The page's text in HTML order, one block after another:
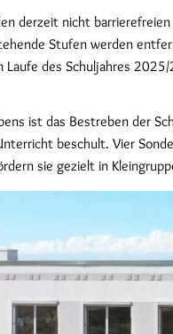
derzeit nicht
Stufen werden
Laufe des Schuljahres
ist das Bestreben der
beschult. Vier
sie gezielt in